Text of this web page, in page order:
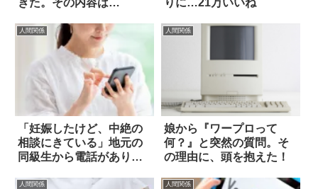
きた。その内容は…
りに…21万いいね
人間関係
「妊娠したけど、中絶の
相談にきている」地元の
同級生から電話があり…
人間関係
娘から『ワープロって
何？』と突然の質問。そ
の理由に、頭を抱えた！
人間関係 人間関係